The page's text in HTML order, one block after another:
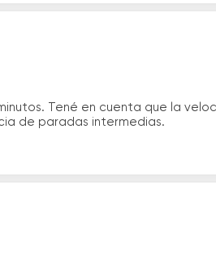
Tené en cuenta que la
de paradas intermedias.